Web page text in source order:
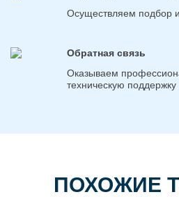
Осуществляем подбор
Обратная связь
Оказываем
техническую поддержку
ПОХОЖИЕ